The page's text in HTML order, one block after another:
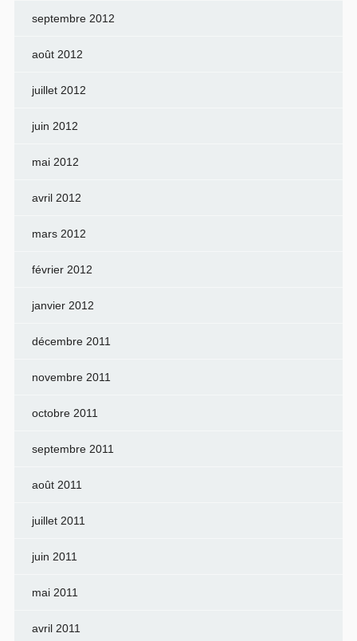
septembre 2012
août 2012
juillet 2012
juin 2012
mai 2012
avril 2012
mars 2012
février 2012
janvier 2012
décembre 2011
novembre 2011
octobre 2011
septembre 2011
août 2011
juillet 2011
juin 2011
mai 2011
avril 2011